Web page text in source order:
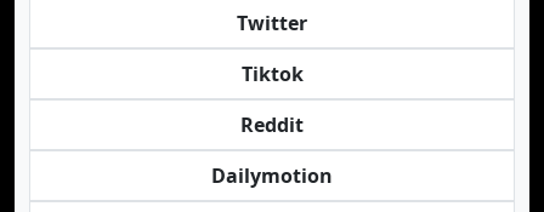
Twitter
Tiktok
Reddit
Dailymotion